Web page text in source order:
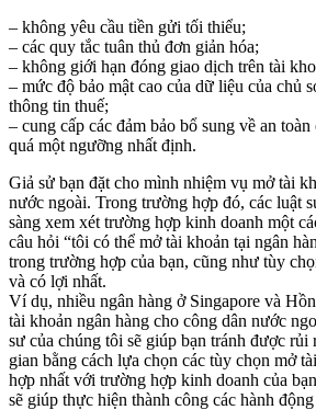
– không yêu cầu tiền gửi tối thiểu;
– các quy tắc tuân thủ đơn giản hóa;
– không giới hạn đóng giao dịch trên tài
– mức độ bảo mật cao của dữ liệu của chủ
thông tin thuế;
– cung cấp các đảm bảo bổ sung về an
quá một ngưỡng nhất định.
Giả sử bạn đặt cho mình nhiệm vụ mở tài
nước ngoài. Trong trường hợp đó, các luật
sàng xem xét trường hợp kinh doanh một
câu hỏi “tôi có thể mở tài khoản tại ngân
trong trường hợp của bạn, cũng như tùy
và có lợi nhất.
Ví dụ, nhiều ngân hàng ở Singapore và
tài khoản ngân hàng cho công dân nước
sư của chúng tôi sẽ giúp bạn tránh được
gian bằng cách lựa chọn các tùy chọn mở
hợp nhất với trường hợp kinh doanh của
sẽ giúp thực hiện thành công các hành động